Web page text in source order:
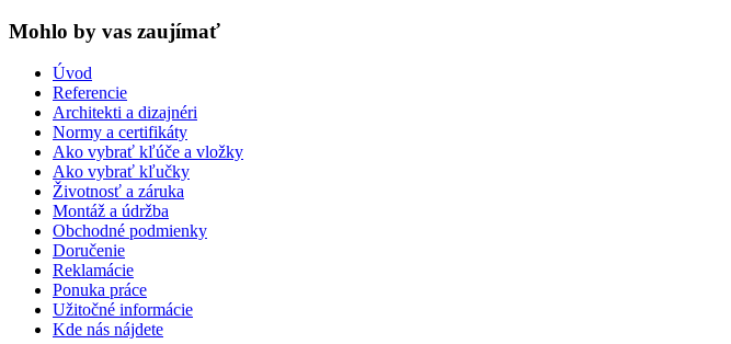
Mohlo by vas zaujímať
Úvod
Referencie
Architekti a dizajnéri
Normy a certifikáty
Ako vybrať kľúče a vložky
Ako vybrať kľučky
Životnosť a záruka
Montáž a údržba
Obchodné podmienky
Doručenie
Reklamácie
Ponuka práce
Užitočné informácie
Kde nás nájdete